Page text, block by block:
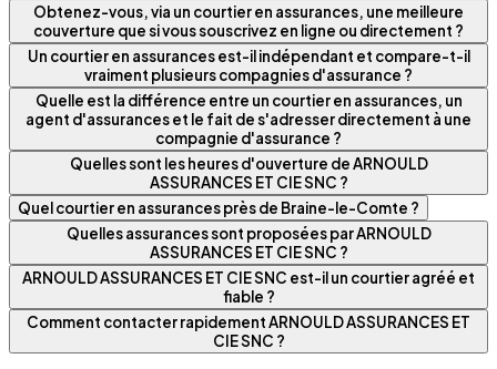
Obtenez-vous, via un courtier en assurances, une meilleure
couverture que si vous souscrivez en ligne ou directement ?
Un courtier en assurances est-il indépendant et compare-t-il
vraiment plusieurs compagnies d'assurance ?
Quelle est la différence entre un courtier en assurances, un
agent d'assurances et le fait de s'adresser directement à une
compagnie d'assurance ?
Quelles sont les heures d'ouverture de ARNOULD
ASSURANCES ET CIE SNC ?
Quel courtier en assurances près de Braine-le-Comte ?
Quelles assurances sont proposées par ARNOULD
ASSURANCES ET CIE SNC ?
ARNOULD ASSURANCES ET CIE SNC est-il un courtier agréé et
fiable ?
Comment contacter rapidement ARNOULD ASSURANCES ET
CIE SNC ?